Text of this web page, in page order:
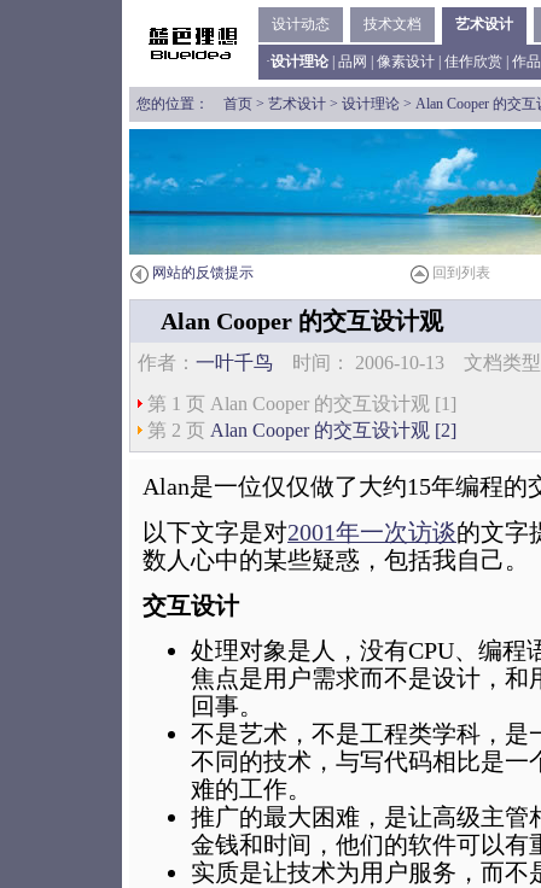
设计动态 技术文档 艺术设计
·设计理论 品网 像素设计 佳作欣赏 作
您的位置： 首页 > 艺术设计 > 设计理论 > Alan Cooper 的交
网站的反馈提示 回到列表
Alan Cooper 的交互设计观
作者： 一叶千鸟 时间： 2006-10-13 文档类
第 1 页 Alan Cooper 的交互设计观 [1]
第 2 页 Alan Cooper 的交互设计观 [2]
Alan是一位仅仅做了大约15年编程的
以下文字是对2001年一次访谈的文字
数人心中的某些疑惑，包括我自己。
交互设计
处理对象是人，没有CPU、编程
焦点是用户需求而不是设计，和
回事。
不是艺术，不是工程类学科，是
不同的技术，与写代码相比是一
难的工作。
推广的最大困难，是让高级主管
金钱和时间，他们的软件可以有
实质是让技术为用户服务，而不